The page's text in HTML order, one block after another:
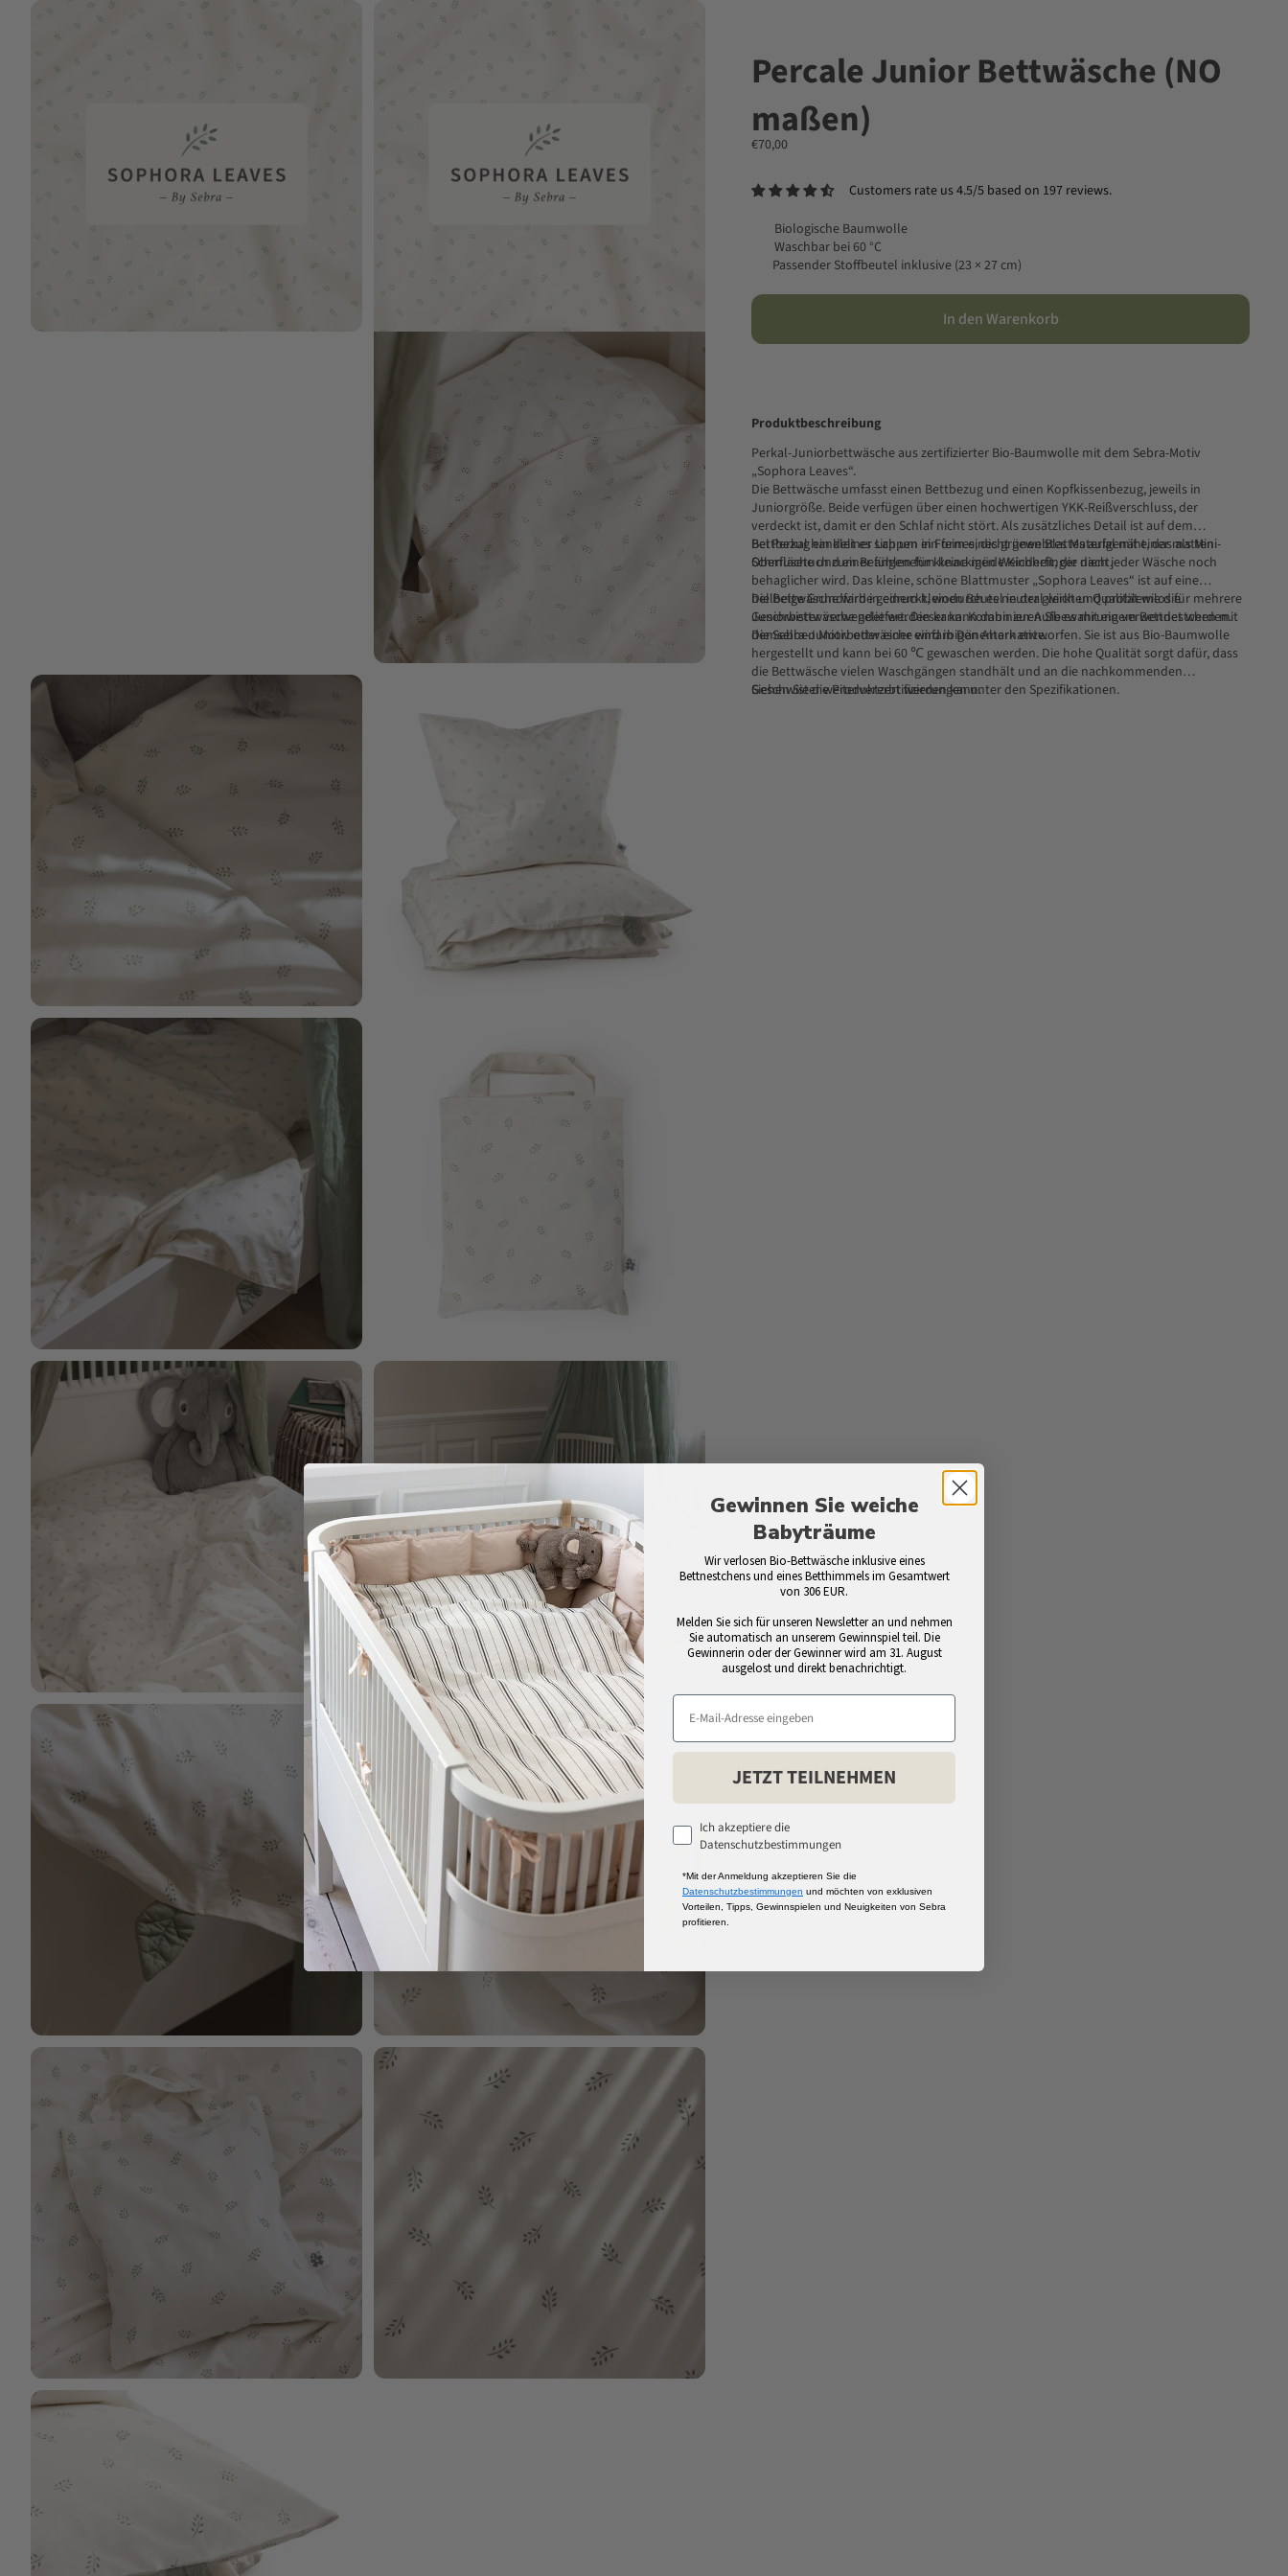
Bild vergrößern
Bild vergrößern
Bild vergrößern
Bild vergrößern Bild vergrößern
Bild vergrößern Bild vergrößern
Bild vergrößern Bild vergrößern
Bild vergrößern
Percale Junior Bettwäsche (NO
maßen)
Angebot
€70,00
Customers rate us 4.5/5 based on 197 reviews.
Biologische Baumwolle
Waschbar bei 60 °C
Passender Stoffbeutel inklusive (23 × 27 cm)
In den Warenkorb
Produktbeschreibung
Perkal-Juniorbettwäsche aus zertifizierter Bio-Baumwolle mit dem Sebra-Motiv
„Sophora Leaves“.
Die Bettwäsche umfasst einen Bettbezug und einen Kopfkissenbezug, jeweils in
Juniorgröße. Beide verfügen über einen hochwertigen YKK-Reißverschluss, der
verdeckt ist, damit er den Schlaf nicht stört. Als zusätzliches Detail ist auf dem
Bettbezug ein kleiner Lappen in Form eines grünen Blattes aufgenäht, das als Mini-
Schmusetuch zum Befühlen für kleine müde Kinderfinger dient.
Bei Perkal handelt es sich um ein feines, dicht gewebtes Material mit einer matten
Oberfläche und einer angenehm knackigen Weichheit, die nach jeder Wäsche noch
behaglicher wird. Das kleine, schöne Blattmuster „Sophora Leaves“ ist auf eine
hellbeige Grundfarbe gedruckt, wodurch es neutral wirkt und problemlos für mehrere
Geschwister verwendet werden kann. Kombinieren Sie es mit einem Bettnestchen mit
demselben Motiv oder einer einfarbigen Alternative.
Die Bettwäsche wird in einem kleinen Beutel in der gleichen Qualität wie die
Juniorbettwäsche geliefert. Dieser kann dann zur Aufbewahrung verwendet werden.
Die Sebra-Juniorbettwäsche wird in Dänemark entworfen. Sie ist aus Bio-Baumwolle
hergestellt und kann bei 60 ℃ gewaschen werden. Die hohe Qualität sorgt dafür, dass
die Bettwäsche vielen Waschgängen standhält und an die nachkommenden
Geschwister weitervererbt werden kann.
Siehen Sie die Produktzertifizierungen unter den Spezifikationen.
Gewinnen Sie weiche
Babyträume
Wir verlosen Bio-Bettwäsche inklusive eines
Bettnestchens und eines Betthimmels im Gesamtwert
von 306 EUR.
Melden Sie sich für unseren Newsletter an und nehmen
Sie automatisch an unserem Gewinnspiel teil. Die
Gewinnerin oder der Gewinner wird am 31. August
ausgelost und direkt benachrichtigt.
JETZT TEILNEHMEN
Ich akzeptiere die
Datenschutzbestimmungen
*Mit der Anmeldung akzeptieren Sie die
Datenschutzbestimmungen und möchten von exklusiven
Vorteilen, Tipps, Gewinnspielen und Neuigkeiten von Sebra
profitieren.